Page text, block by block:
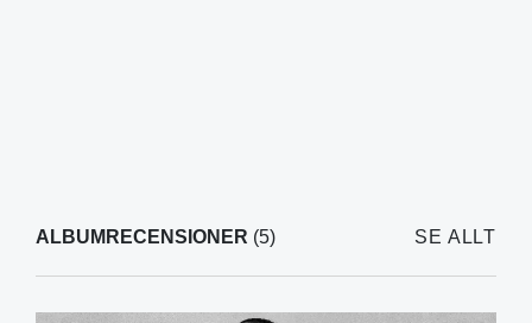
ALBUMRECENSIONER (5) SE ALLT